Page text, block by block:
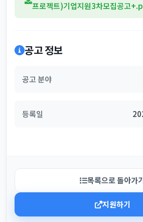
프로젝트)기업지원3차모집공고
공고 정보
공고 분야
등록일
목록으로 돌아가
지원하기